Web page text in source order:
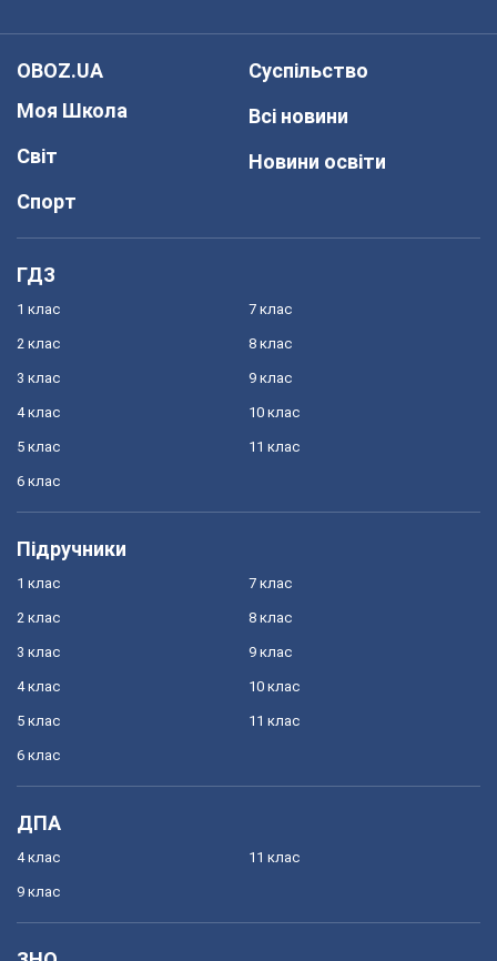
OBOZ.UA
Моя Школа
Світ
Спорт
Суспільство
Всі новини
Новини освіти
ГДЗ
1 клас
2 клас
3 клас
4 клас
5 клас
6 клас
7 клас
8 клас
9 клас
10 клас
11 клас
Підручники
1 клас
2 клас
3 клас
4 клас
5 клас
6 клас
7 клас
8 клас
9 клас
10 клас
11 клас
ДПА
4 клас
9 клас
11 клас